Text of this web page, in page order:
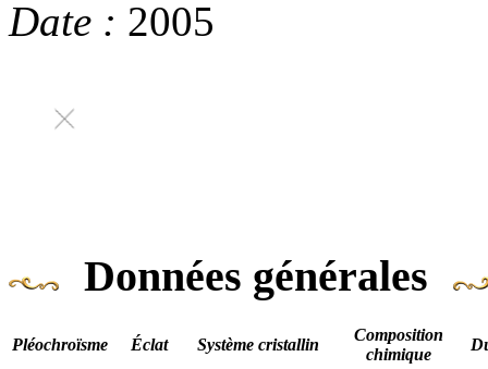
Date : 2005
Données générales
Pléochroïsme Éclat Système cristallin
Composition
chimique